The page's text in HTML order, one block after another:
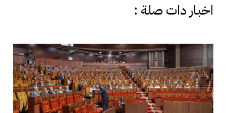
اخبار دات صلة :